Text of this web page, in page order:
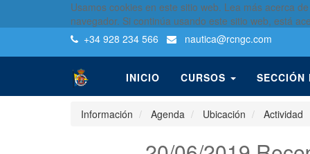
Usamos cookies en este sitio web. Lea más acerca
navegador. Si continúa usando este sitio web, está
+34 928 234 566
nautica@rcngc.com
INICIO CURSOS SECCIÓN
Información Agenda Ubicación Actividad